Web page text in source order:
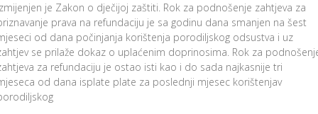
je Zakon o dječijoj zaštiti. Rok za podnošenje zahtjeva za
prava na refundaciju je sa godinu dana smanjen na šest
od dana počinjanja korištenja porodiljskog odsustva i uz
se prilaže dokaz o uplaćenim doprinosima. Rok za
za refundaciju je ostao isti kao i do sada najkasnije tri
od dana isplate plate za poslednji mjesec korištenjav